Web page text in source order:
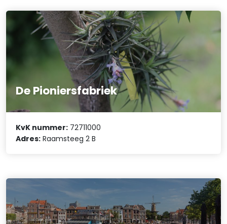
De Pioniersfabriek
KvK nummer: 72711000
Adres: Raamsteeg 2 B